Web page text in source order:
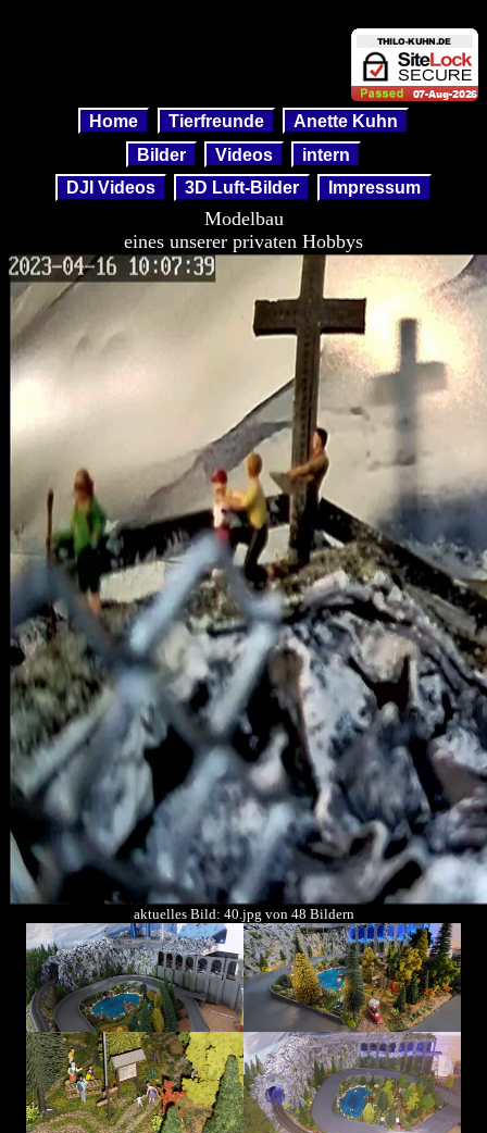
Home Tierfreunde
Anette Kuhn
Bilder
Videos
intern
DJI Videos
3D Luft-Bilder Impressum
Modelbau
eines unserer privaten Hobbys
aktuelles Bild: 40.jpg von 48 Bildern